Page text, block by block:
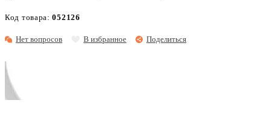
Нет вопросов В избранное Поделиться
Код товара:052126